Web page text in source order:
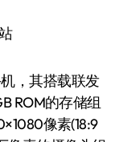
，其搭载联发
ROM的存储组
像素(18:9